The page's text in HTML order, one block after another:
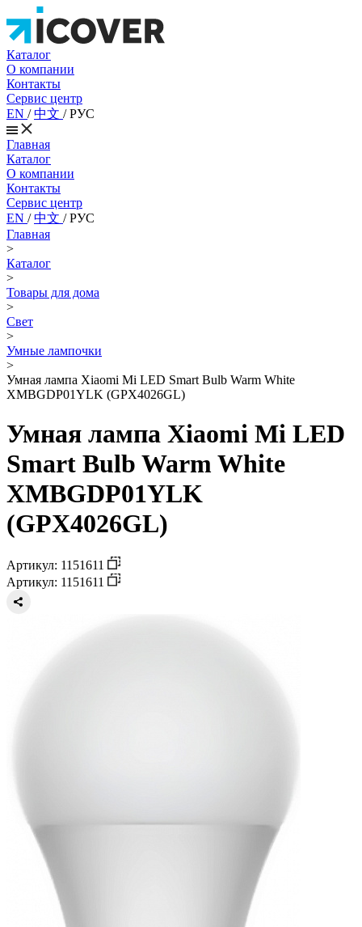
Каталог
О компании
Контакты
Сервис центр
EN /中文 /РУС
Главная
Каталог
О компании
Контакты
Сервис центр
EN /中文 /РУС
Главная
>
Каталог
>
Товары для дома
>
Свет
>
Умные лампочки
>
Умная лампа Xiaomi Mi LED Smart Bulb Warm White
XMBGDP01YLK (GPX4026GL)
Умная лампа Xiaomi Mi LED
Smart Bulb Warm White
XMBGDP01YLK
(GPX4026GL)
Артикул: 1151611
Артикул: 1151611